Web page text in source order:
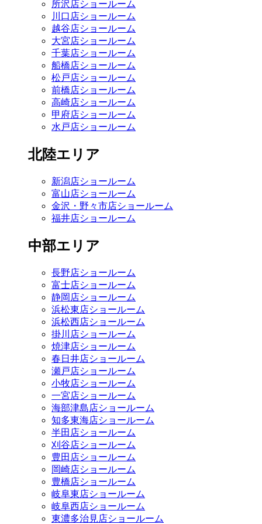
所沢店ショールーム
川口店ショールーム
越谷店ショールーム
大宮店ショールーム
千葉店ショールーム
船橋店ショールーム
松戸店ショールーム
前橋店ショールーム
高崎店ショールーム
甲府店ショールーム
水戸店ショールーム
北陸エリア
新潟店ショールーム
富山店ショールーム
金沢・野々市店ショールーム
福井店ショールーム
中部エリア
長野店ショールーム
富士店ショールーム
静岡店ショールーム
浜松東店ショールーム
浜松西店ショールーム
掛川店ショールーム
焼津店ショールーム
春日井店ショールーム
瀬戸店ショールーム
小牧店ショールーム
一宮店ショールーム
海部津島店ショールーム
知多東海店ショールーム
半田店ショールーム
刈谷店ショールーム
豊田店ショールーム
岡崎店ショールーム
豊橋店ショールーム
岐阜東店ショールーム
岐阜西店ショールーム
東濃多治見店ショールーム